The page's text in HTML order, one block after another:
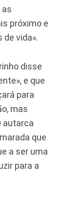
as
próximo e
vida».
disse
e que
para
mas
autarca
que
a ser uma
para a